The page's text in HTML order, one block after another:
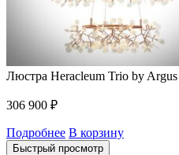
Люстра Heracleum Trio by
306 900 ₽
Подробнее В корзину
Быстрый просмотр